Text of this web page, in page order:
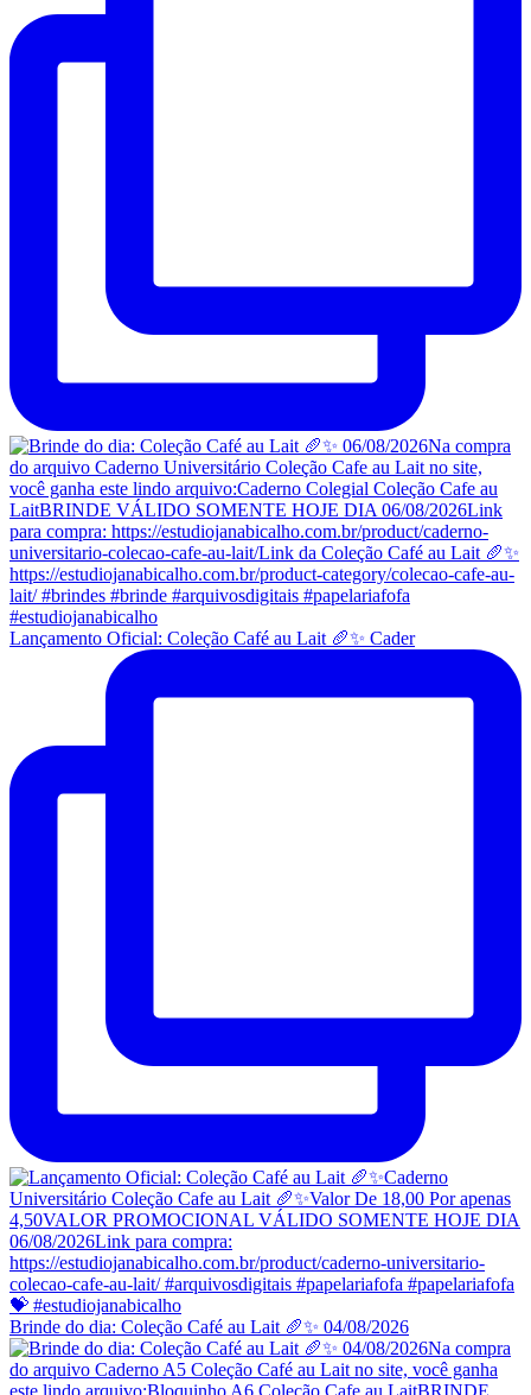
Lançamento Oficial: Coleção Café au Lait 🥖✨ Cader
Brinde do dia: Coleção Café au Lait 🥖✨ 04/08/2026